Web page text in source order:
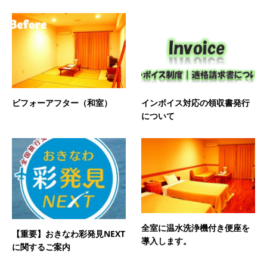
ビフォーアフター（和室）
インボイス対応の領収書発行
について
【重要】おきなわ彩発見NEXT
に関するご案内
全室に温水洗浄機付き便座を
導入します。